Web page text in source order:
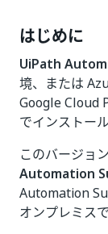
はじめに
UiPath
境、または
Google Cloud
でインストー
このバージョ
Automation
Automation
オンプレミス